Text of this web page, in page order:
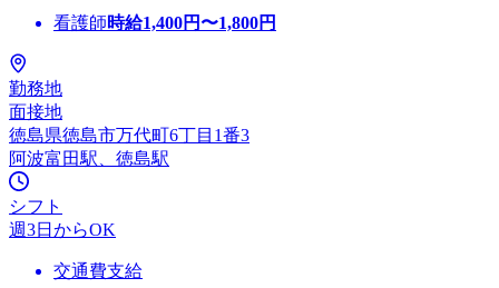
看護師時給1,400円〜1,800円
勤務地
面接地
徳島県徳島市万代町6丁目1番3
阿波富田駅、徳島駅
シフト
週3日からOK
交通費支給